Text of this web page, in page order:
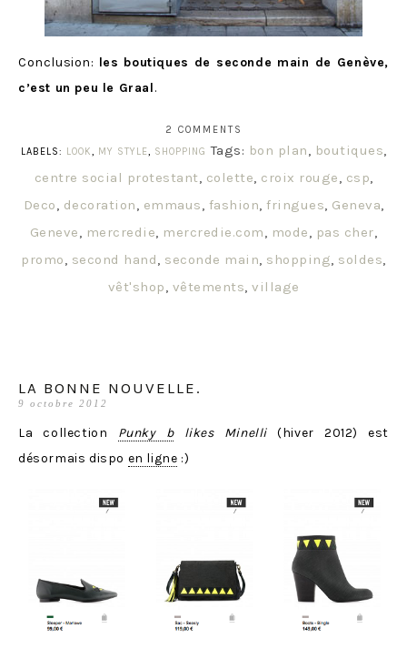
Conclusion: les boutiques de seconde main de Genève,
c’est un peu le Graal.
2 COMMENTS
LABELS: LOOK, MY STYLE, SHOPPING Tags: bon plan, boutiques,
centre social protestant, colette, croix rouge, csp,
Deco, decoration, emmaus, fashion, fringues, Geneva,
Geneve, mercredie, mercredie.com, mode, pas cher,
promo, second hand, seconde main, shopping, soldes,
vêt'shop, vêtements, village
LA BONNE NOUVELLE.
9 octobre 2012
La collection Punky blikes Minelli (hiver 2012) est
désormais dispo en ligne :)